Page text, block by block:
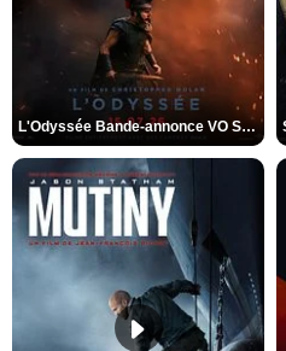
L'Odyssée Bande-annonce VO STFR